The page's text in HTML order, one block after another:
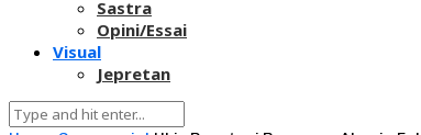
Sastra
Opini/Essai
Visual
Jepretan